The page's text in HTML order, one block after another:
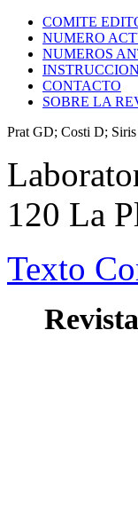
COMITE
NUMERO
NUMEROS
CONTACTO
SOBRE LA
Prat GD; Costi D;
120 La
Texto